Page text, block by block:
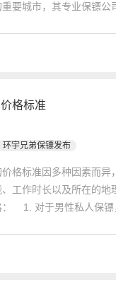
要城市，其专业保镖公
格标准
环宇兄弟保镖发布
格标准因多种因素而异
工作时长以及所在的地
： 1. 对于男性私人保镖
了，当面对还没有发生，